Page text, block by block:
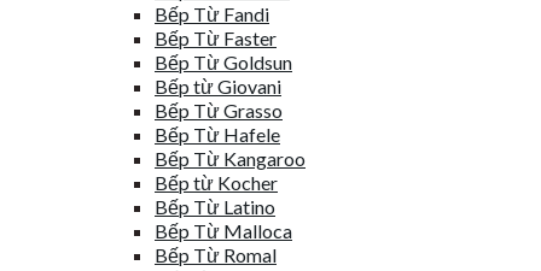
Bếp Từ Fandi
Bếp Từ Faster
Bếp Từ Goldsun
Bếp từ Giovani
Bếp Từ Grasso
Bếp Từ Hafele
Bếp Từ Kangaroo
Bếp từ Kocher
Bếp Từ Latino
Bếp Từ Malloca
Bếp Từ Romal